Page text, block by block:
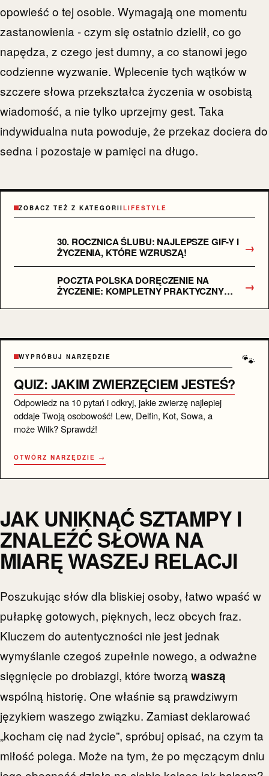
opowieść o tej osobie. Wymagają one momentu
zastanowienia - czym się ostatnio dzielił, co go
napędza, z czego jest dumny, a co stanowi jego
codzienne wyzwanie. Wplecenie tych wątków w
szczere słowa przekształca życzenia w osobistą
wiadomość, a nie tylko uprzejmy gest. Taka
indywidualna nuta powoduje, że przekaz dociera do
sedna i pozostaje w pamięci na długo.
ZOBACZ TEŻ Z KATEGORIILIFESTYLE
30. ROCZNICA ŚLUBU: NAJLEPSZE GIF-Y I
ŻYCZENIA, KTÓRE WZRUSZĄ!
→
POCZTA POLSKA DORĘCZENIE NA
ŻYCZENIE: KOMPLETNY PRAKTYCZNY
→
🐾
WYPRÓBUJ NARZĘDZIE
QUIZ: JAKIM ZWIERZĘCIEM JESTEŚ?
Odpowiedz na 10 pytań i odkryj, jakie zwierzę najlepiej
oddaje Twoją osobowość! Lew, Delfin, Kot, Sowa, a
może Wilk? Sprawdź!
OTWÓRZ NARZĘDZIE →
JAK UNIKNĄĆ SZTAMPY I
ZNALEŹĆ SŁOWA NA
MIARĘ WASZEJ RELACJI
Poszukując słów dla bliskiej osoby, łatwo wpaść w
pułapkę gotowych, pięknych, lecz obcych fraz.
Kluczem do autentyczności nie jest jednak
wymyślanie czegoś zupełnie nowego, a odważne
sięgnięcie po drobiazgi, które tworzą waszą
wspólną historię. One właśnie są prawdziwym
językiem waszego związku. Zamiast deklarować
„kocham cię nad życie”, spróbuj opisać, na czym ta
miłość polega. Może na tym, że po męczącym dniu